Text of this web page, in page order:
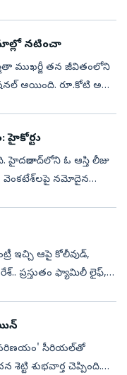
నటించా
ముఖర్జీ తన జీవితంలోని
అయింది. రూ.కోటి అప్పు
హైకోర్టు
హైదరాబాద్‌లోని ఓ ఆస్తి లీజు
వెంకటేశ్‌లపై నమోదైన
ఇచ్చి ఆపై కోలీవుడ్‌,
ప్రస్తుతం ఫ్యామిలీ లైఫ్,
పరిణయం' సీరియల్‌తో
శెట్టి శుభవార్త చెప్పింది.